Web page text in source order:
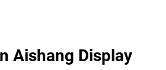
Aishang Display